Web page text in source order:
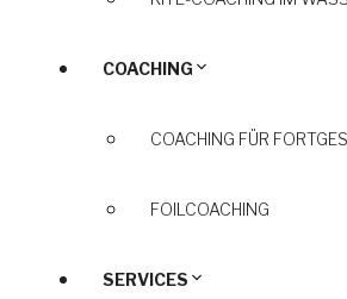
COACHING
COACHING FÜR
FOILCOACHING
SERVICES